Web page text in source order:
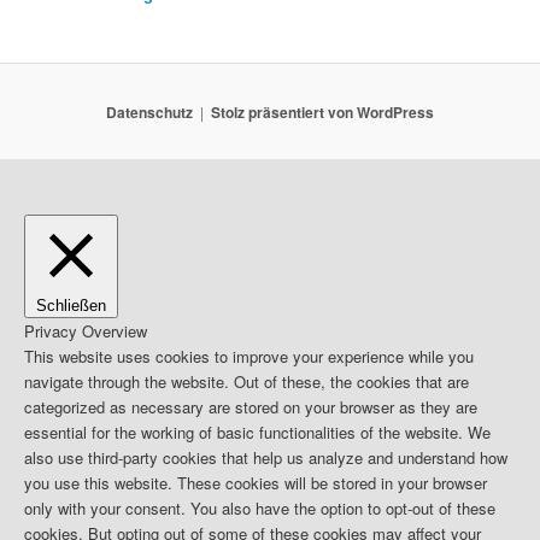
Datenschutz Stolz präsentiert von WordPress
Schließen
Privacy Overview
This website uses cookies to improve your experience while you
navigate through the website. Out of these, the cookies that are
categorized as necessary are stored on your browser as they are
essential for the working of basic functionalities of the website. We
also use third-party cookies that help us analyze and understand how
you use this website. These cookies will be stored in your browser
only with your consent. You also have the option to opt-out of these
cookies. But opting out of some of these cookies may affect your